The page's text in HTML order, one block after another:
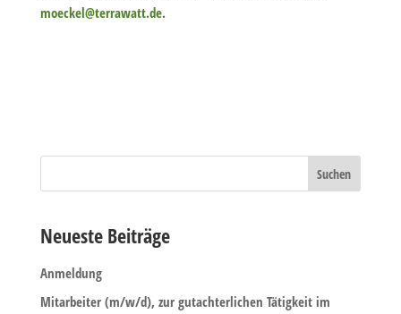
moeckel@terrawatt.de.
Neueste Beiträge
Anmeldung
Mitarbeiter (m/w/d), zur gutachterlichen Tätigkeit im